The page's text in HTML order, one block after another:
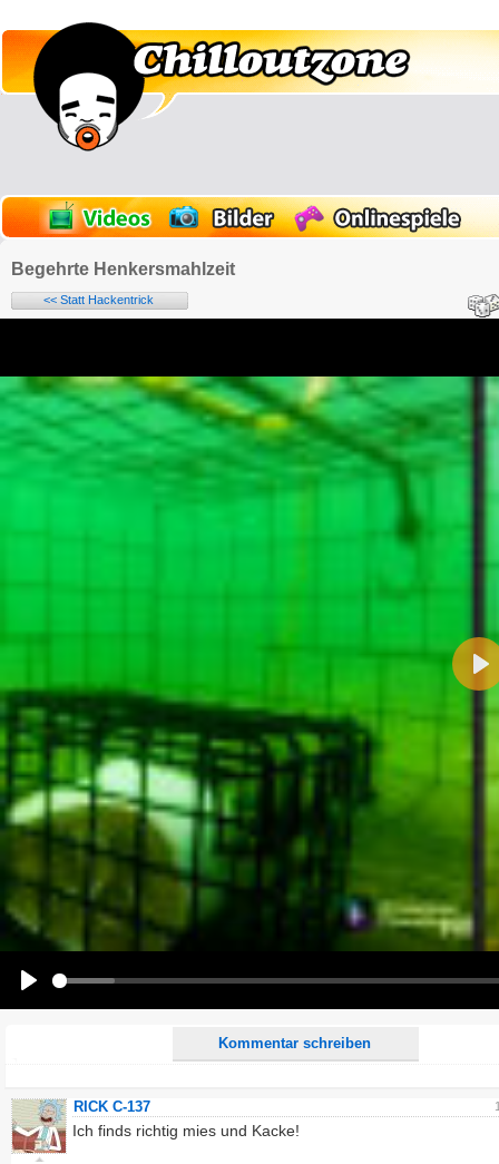
Begehrte Henkersmahlzeit
<< Statt Hackentrick
Kommentar schreiben
Name:
E-Mail-Adresse (optional):
Kommentar:
Alle HTML-Tags außer <br>, <strike> und <i> werden aus Deinem Kommentar entfernt.
URLs werden automatisch umgewandelt. Bitte verwende "www." oder "http://" in URLs
Ich möchte eine E-Mail, wenn auf dieser Seite weitere Kommentare erscheinen.
RICK C-137
Ich finds richtig mies und Kacke!